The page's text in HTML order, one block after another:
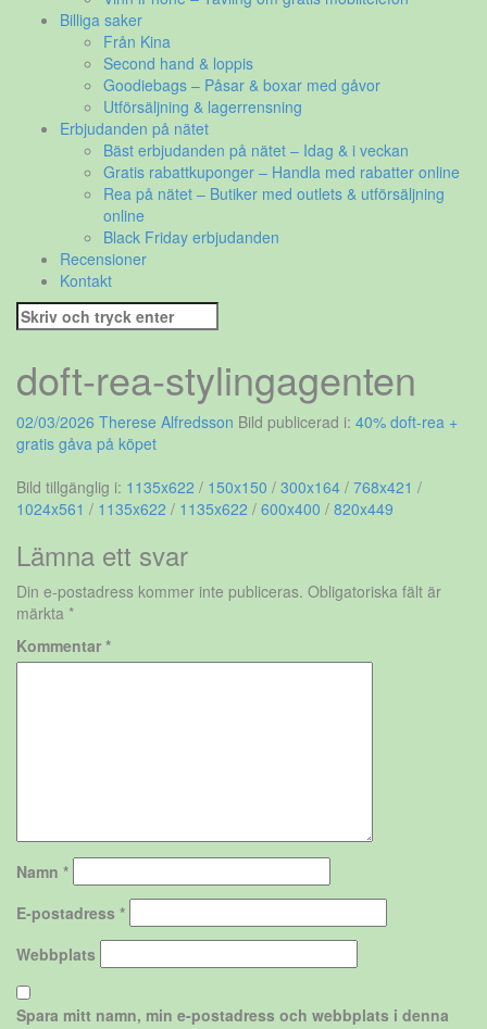
Billiga saker
Från Kina
Second hand & loppis
Goodiebags – Påsar & boxar med gåvor
Utförsäljning & lagerrensning
Erbjudanden på nätet
Bäst erbjudanden på nätet – Idag & i veckan
Gratis rabattkuponger – Handla med rabatter online
Rea på nätet – Butiker med outlets & utförsäljning
online
Black Friday erbjudanden
Recensioner
Kontakt
Sök
efter:
doft-rea-stylingagenten
02/03/2026 Therese Alfredsson Bild publicerad i: 40% doft-rea +
gratis gåva på köpet
Bild tillgänglig i: 1135x622 / 150x150 / 300x164 / 768x421 /
1024x561 / 1135x622 / 1135x622 / 600x400 / 820x449
Lämna ett svar
Din e-postadress kommer inte publiceras. Obligatoriska fält är
märkta *
Kommentar *
Namn *
E-postadress *
Webbplats
Spara mitt namn, min e-postadress och webbplats i denna